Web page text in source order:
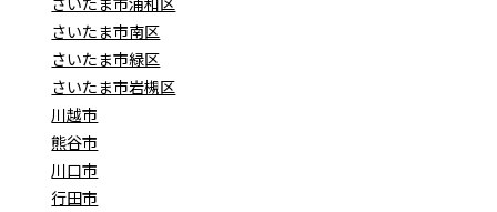
さいたま市南区
さいたま市緑区
さいたま市岩槻区
川越市
熊谷市
川口市
行田市